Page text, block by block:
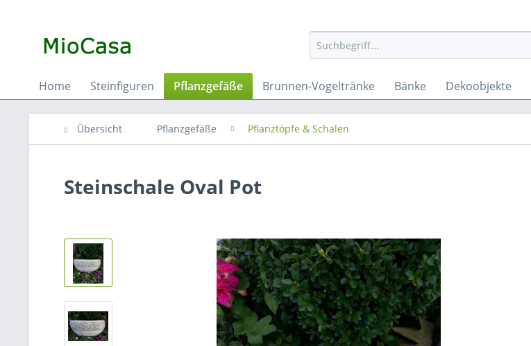
Home Steinfiguren Pflanzgefäße Brunnen-Vogeltränke Bänke Dekoobjekte
Übersicht Pflanzgefäße Pflanztöpfe & Schalen
Steinschale Oval Pot